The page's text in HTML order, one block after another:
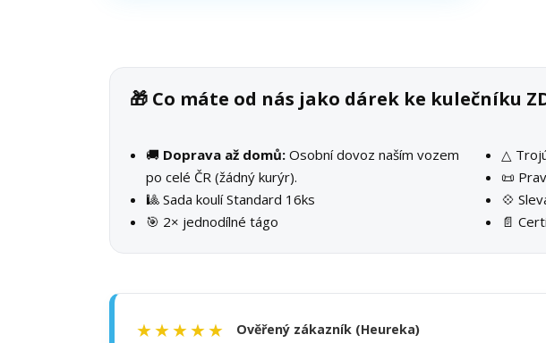
🎁 Co máte od nás jako dárek ke kulečníku
🚚 Doprava až domů: Osobní dovoz naším vozem
po celé ČR (žádný kurýr).
🎱 Sada koulí Standard 16ks
🎯 2× jednodílné tágo
△
📜
💠
📄
★★★★★ Ověřený zákazník (Heureka)